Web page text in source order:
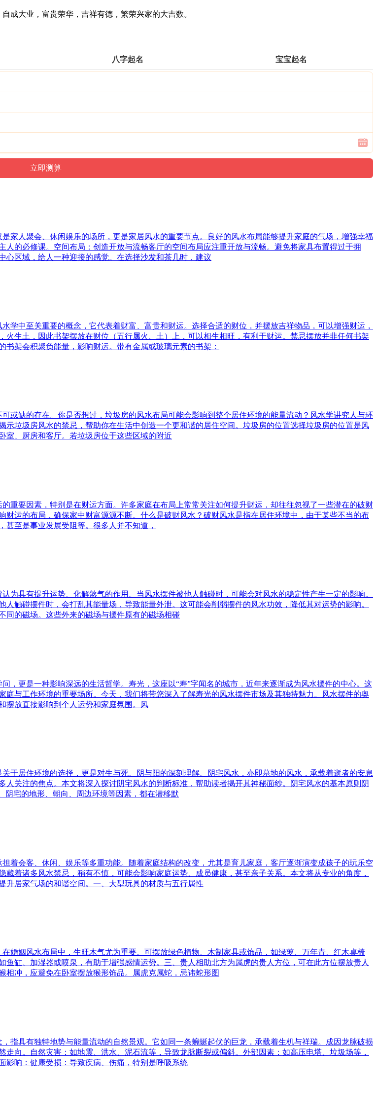
大业，富贵荣华，吉祥有德，繁荣兴家的大吉数。
八字起名 宝宝起名
家人聚会、休闲娱乐的场所，更是家居风水的重要节点。良好的风水布局能够提升家庭的气场，增强幸福
的必修课。空间布局：创造开放与流畅客厅的空间布局应注重开放与流畅。避免将家具布置得过于拥
区域，给人一种迎接的感觉。在选择沙发和茶几时，建议
学中至关重要的概念，它代表着财富、富贵和财运。选择合适的财位，并摆放吉祥物品，可以增强财运，
生土，因此书架摆放在财位（五行属火、土）上，可以相生相旺，有利于财运。禁忌摆放并非任何书架
架会积聚负能量，影响财运。带有金属或玻璃元素的书架：
或缺的存在。你是否想过，垃圾房的风水布局可能会影响到整个居住环境的能量流动？风水学讲究人与环
垃圾房风水的禁忌，帮助你在生活中创造一个更和谐的居住空间。垃圾房的位置选择垃圾房的位置是风
室、厨房和客厅。若垃圾房位于这些区域的附近
重要因素，特别是在财运方面。许多家庭在布局上常常关注如何提升财运，却往往忽视了一些潜在的破财
运的布局，确保家中财富源源不断。什么是破财风水？破财风水是指在居住环境中，由于某些不当的布
至是事业发展受阻等。很多人并不知道，
为具有提升运势、化解煞气的作用。当风水摆件被他人触碰时，可能会对风水的稳定性产生一定的影响。
触碰摆件时，会打乱其能量场，导致能量外泄。这可能会削弱摆件的风水功效，降低其对运势的影响。
同的磁场。这些外来的磁场与摆件原有的磁场相碰
，更是一种影响深远的生活哲学。寿光，这座以“寿”字闻名的城市，近年来逐渐成为风水摆件的中心。这
与工作环境的重要场所。今天，我们将带您深入了解寿光的风水摆件市场及其独特魅力。风水摆件的奥
摆放直接影响到个人运势和家庭氛围。风
于居住环境的选择，更是对生与死、阴与阳的深刻理解。阴宅风水，亦即墓地的风水，承载着逝者的安息
关注的焦点。本文将深入探讨阴宅风水的判断标准，帮助读者揭开其神秘面纱。阴宅风水的基本原则阴
阴宅的地形、朝向、周边环境等因素，都在潜移默
着会客、休闲、娱乐等多重功能。随着家庭结构的改变，尤其是育儿家庭，客厅逐渐演变成孩子的玩乐空
着诸多风水禁忌，稍有不慎，可能会影响家庭运势、成员健康，甚至亲子关系。本文将从专业的角度，
升居家气场的和谐空间。一、大型玩具的材质与五行属性
婚姻风水布局中，生旺木气尤为重要。可摆放绿色植物、木制家具或饰品，如绿萝、万年青、红木桌椅
缸、加湿器或喷泉，有助于增强感情运势。三、贵人相助北方为属虎的贵人方位，可在此方位摆放贵人
冲，应避免在卧室摆放猴形饰品。属虎克属蛇，忌讳蛇形图
指具有独特地势与能量流动的自然景观。它如同一条蜿蜒起伏的巨龙，承载着生机与祥瑞。成因龙脉破损
向。自然灾害：如地震、洪水、泥石流等，导致龙脉断裂或偏斜。外部因素：如高压电塔、垃圾场等，
影响：健康受损：导致疾病、伤痛，特别是呼吸系统